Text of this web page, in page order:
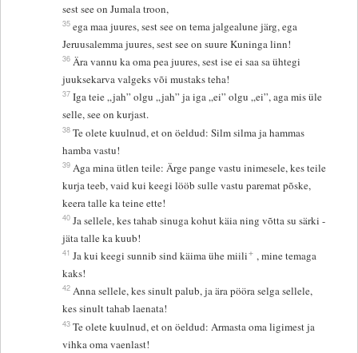
sest see on Jumala troon,
35 ega maa juures, sest see on tema jalgealune järg, ega
Jeruusalemma juures, sest see on suure Kuninga linn!
36 Ära vannu ka oma pea juures, sest ise ei saa sa ühtegi
juuksekarva valgeks või mustaks teha!
37 Iga teie „jah” olgu „jah” ja iga „ei” olgu „ei”, aga mis üle
selle, see on kurjast.
38 Te olete kuulnud, et on öeldud: Silm silma ja hammas
hamba vastu!
39 Aga mina ütlen teile: Ärge pange vastu inimesele, kes teile
kurja teeb, vaid kui keegi lööb sulle vastu paremat põske,
keera talle ka teine ette!
40 Ja sellele, kes tahab sinuga kohut käia ning võtta su särki -
jäta talle ka kuub!
41 Ja kui keegi sunnib sind käima ühe miili+ , mine temaga
kaks!
42 Anna sellele, kes sinult palub, ja ära pööra selga sellele,
kes sinult tahab laenata!
43 Te olete kuulnud, et on öeldud: Armasta oma ligimest ja
vihka oma vaenlast!